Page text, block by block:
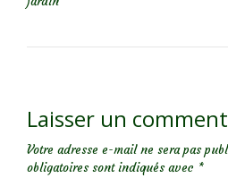
Laisser un
Votre adresse e-mail ne sera pas
obligatoires sont indiqués avec *